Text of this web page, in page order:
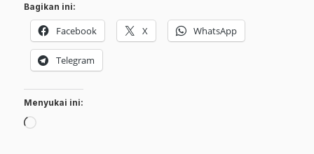
Bagikan ini:
Facebook X WhatsApp
Telegram
Menyukai ini:
Memuat...